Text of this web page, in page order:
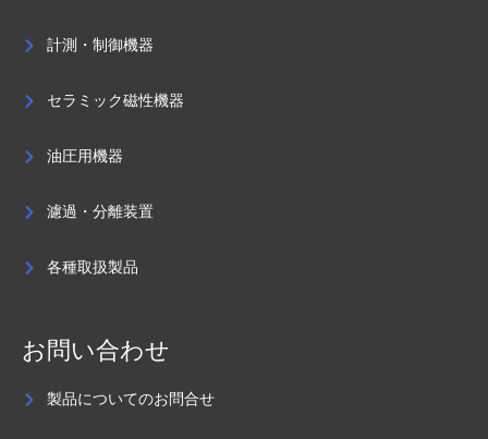
計測・制御機器
セラミック磁性機器
油圧用機器
濾過・分離装置
各種取扱製品
お問い合わせ
製品についてのお問合せ